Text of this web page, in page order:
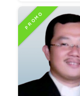
PROMO